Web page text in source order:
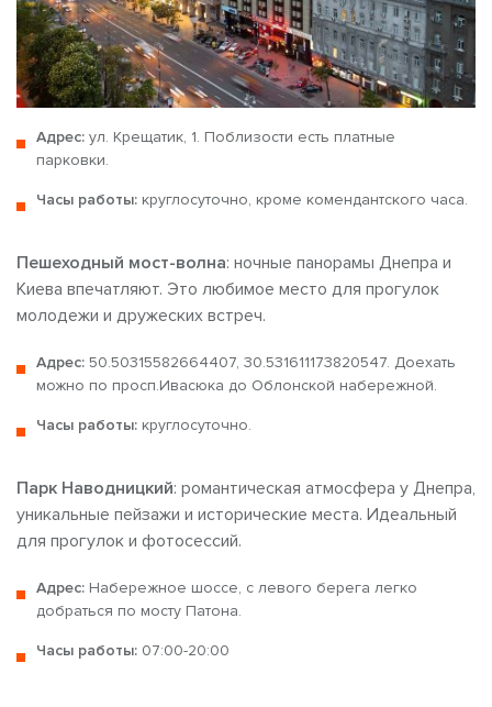
Адрес: ул. Крещатик, 1. Поблизости есть платные
парковки.
Часы работы: круглосуточно, кроме комендантского часа.
Пешеходный мост-волна: ночные панорамы Днепра и
Киева впечатляют. Это любимое место для прогулок
молодежи и дружеских встреч.
Адрес: 50.50315582664407, 30.531611173820547. Доехать
можно по просп.Ивасюка до Облонской набережной.
Часы работы: круглосуточно.
Парк Наводницкий: романтическая атмосфера у Днепра,
уникальные пейзажи и исторические места. Идеальный
для прогулок и фотосессий.
Адрес: Набережное шоссе, с левого берега легко
добраться по мосту Патона.
Часы работы: 07:00-20:00